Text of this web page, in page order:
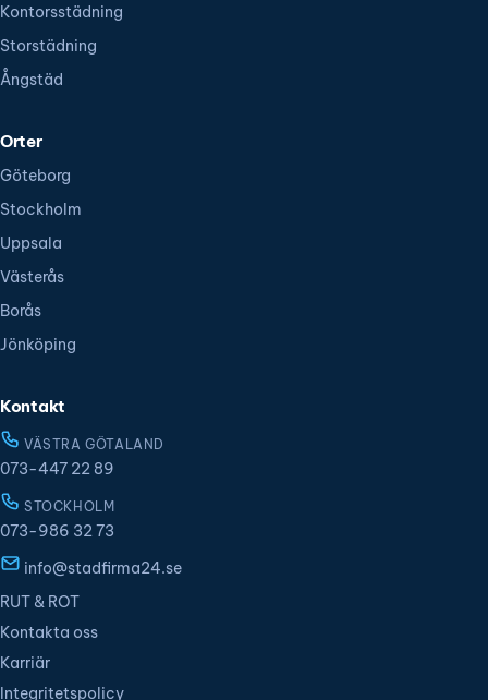
Kontorsstädning
Storstädning
Ångstäd
Orter
Göteborg
Stockholm
Uppsala
Västerås
Borås
Jönköping
Kontakt
VÄSTRA GÖTALAND
073-447 22 89
STOCKHOLM
073-986 32 73
info@stadfirma24.se
RUT & ROT
Kontakta oss
Karriär
Integritetspolicy